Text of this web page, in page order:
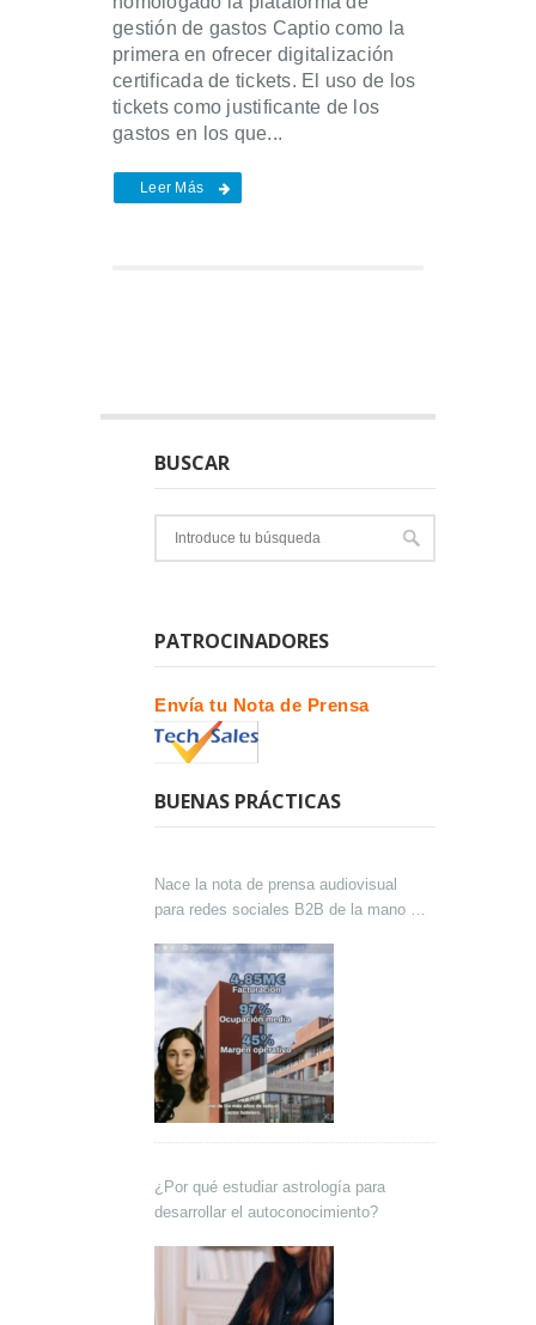
gestión de gastos Captio como la
primera en ofrecer digitalización
certificada de tickets. El uso de los
tickets como justificante de los
gastos en los que...
Leer Más
BUSCAR
PATROCINADORES
Envía tu Nota de Prensa
BUENAS PRÁCTICAS
Nace la nota de prensa audiovisual
para redes sociales B2B de la mano de
¿Por qué estudiar astrología para
desarrollar el autoconocimiento?